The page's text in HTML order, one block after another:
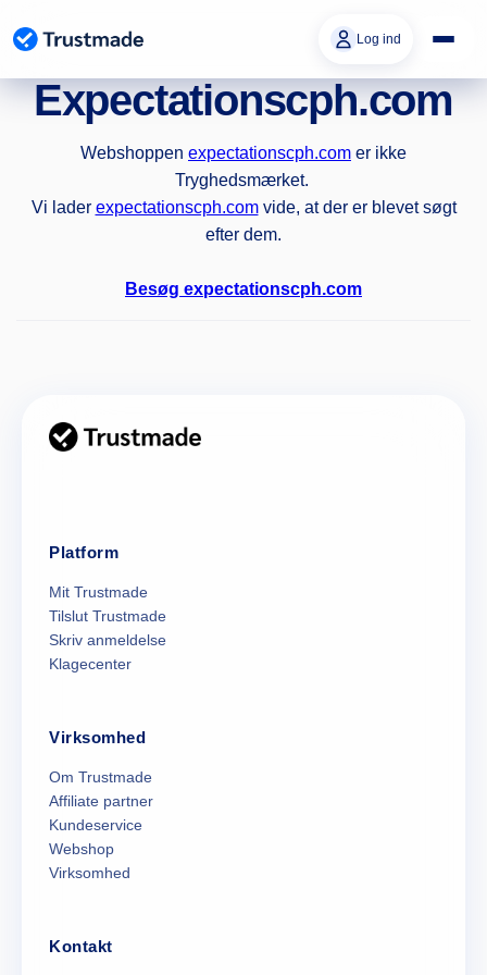
indhold
Log ind
Expectationscph.com
Webshoppen expectationscph.com er ikke
Tryghedsmærket.
Vi lader expectationscph.comvide, at der er blevet søgt
efter dem.
Besøg expectationscph.com
Platform
Mit Trustmade
Tilslut Trustmade
Skriv anmeldelse
Klagecenter
Virksomhed
Om Trustmade
Affiliate partner
Kundeservice
Webshop
Virksomhed
Kontakt